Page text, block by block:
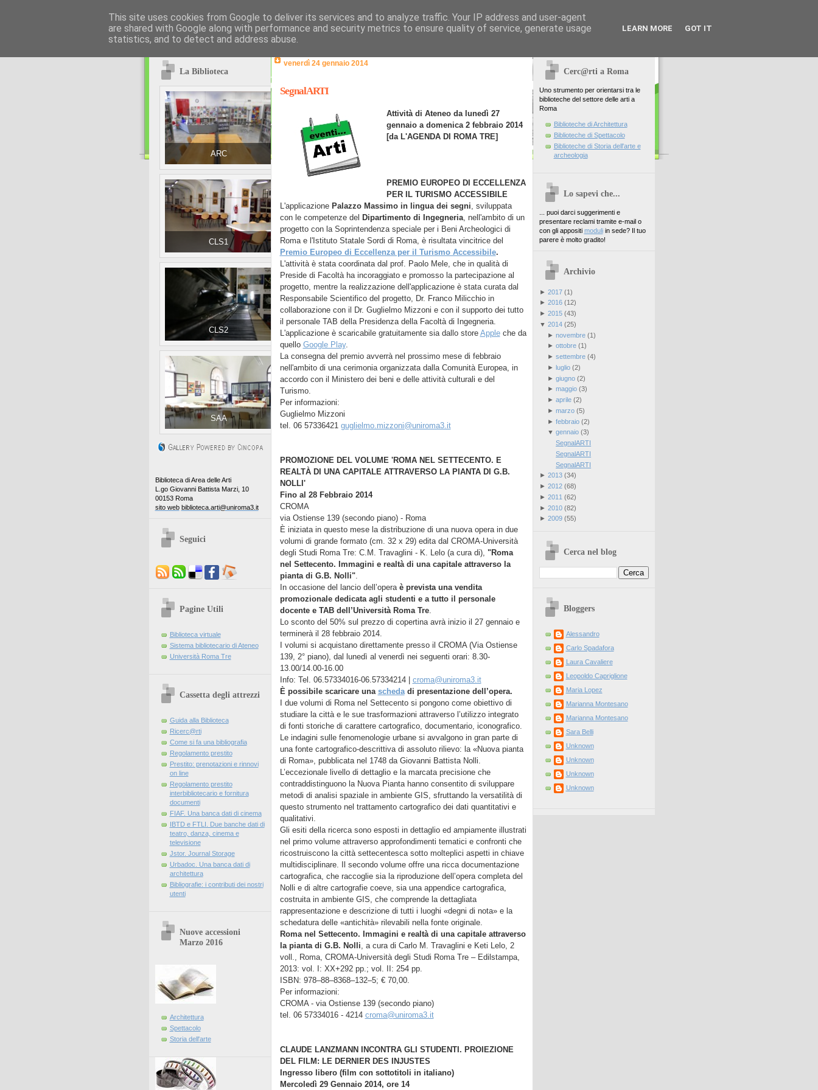
La Biblioteca
ARC
CLS1
CLS2
SAA
Biblioteca di Area delle Arti
L.go Giovanni Battista Marzi, 10
00153 Roma
sito web biblioteca.arti@uniroma3.it
Seguici
Pagine Utili
Biblioteca virtuale
Sistema bibliotecario di Ateneo
Università Roma Tre
Cassetta degli attrezzi
Guida alla Biblioteca
Ricerc@rti
Come si fa una bibliografia
Regolamento prestito
Prestito: prenotazioni e rinnovi
on line
Regolamento prestito
interbibliotecario e fornitura
documenti
FIAF. Una banca dati di cinema
IBTD e FTLI. Due banche dati di
teatro, danza, cinema e
televisione
Jstor. Journal Storage
Urbadoc. Una banca dati di
architettura
Bibliografie: i contributi dei nostri
utenti
Nuove accessioni
Marzo 2016
Architettura
Spettacolo
Storia dell'arte
venerdì 24 gennaio 2014
SegnalARTI
Attività di Ateneo da lunedì 27
gennaio a domenica 2 febbraio 2014
[da L'AGENDA DI ROMA TRE]
PREMIO EUROPEO DI ECCELLENZA
PER IL TURISMO ACCESSIBILE
L'applicazione Palazzo Massimo in lingua dei segni , sviluppata
con le competenze del Dipartimento di Ingegneria, nell'ambito di un
progetto con la Soprintendenza speciale per i Beni Archeologici di
Roma e l'Istituto Statale Sordi di Roma, è risultata vincitrice del
Premio Europeo di Eccellenza per il Turismo Accessibile.
L'attività è stata coordinata dal prof. Paolo Mele, che in qualità di
Preside di Facoltà ha incoraggiato e promosso la partecipazione al
progetto, mentre la realizzazione dell'applicazione è stata curata dal
Responsabile Scientifico del progetto, Dr. Franco Milicchio in
collaborazione con il Dr. Guglielmo Mizzoni e con il supporto dei tutto
il personale TAB della Presidenza della Facoltà di Ingegneria.
L'applicazione è scaricabile gratuitamente sia dallo store Appleche da
quello Google Play.
La consegna del premio avverrà nel prossimo mese di febbraio
nell'ambito di una cerimonia organizzata dalla Comunità Europea, in
accordo con il Ministero dei beni e delle attività culturali e del
Turismo.
Per informazioni:
Guglielmo Mizzoni
tel. 06 57336421 guglielmo.mizzoni@uniroma3.it
PROMOZIONE DEL VOLUME 'ROMA NEL SETTECENTO. E
REALTÀ DI UNA CAPITALE ATTRAVERSO LA PIANTA DI G.B.
NOLLI'
Fino al 28 Febbraio 2014
CROMA
via Ostiense 139 (secondo piano) - Roma
È iniziata in questo mese la distribuzione di una nuova opera in due
volumi di grande formato (cm. 32 x 29) edita dal CROMA-Università
degli Studi Roma Tre: C.M. Travaglini - K. Lelo (a cura di), "Roma
nel Settecento. Immagini e realtà di una capitale attraverso la
pianta di G.B. Nolli".
In occasione del lancio dell’operaè prevista una vendita
promozionale dedicata agli studenti e a tutto il personale
docente e TAB dell’Università Roma Tre.
Lo sconto del 50% sul prezzo di copertina avrà inizio il 27 gennaio e
terminerà il 28 febbraio 2014.
I volumi si acquistano direttamente presso il CROMA (Via Ostiense
139, 2° piano), dal lunedì al venerdì nei seguenti orari: 8.30-
13.00/14.00-16.00
Info: Tel. 06.57334016-06.57334214 | croma@uniroma3.it
È possibile scaricare una schedadi presentazione dell’opera.
I due volumi di Roma nel Settecento si pongono come obiettivo di
studiare la città e le sue trasformazioni attraverso l’utilizzo integrato
di fonti storiche di carattere cartografico, documentario, iconografico.
Le indagini sulle fenomenologie urbane si avvalgono in gran parte di
una fonte cartografico-descrittiva di assoluto rilievo: la «Nuova pianta
di Roma», pubblicata nel 1748 da Giovanni Battista Nolli.
L’eccezionale livello di dettaglio e la marcata precisione che
contraddistinguono la Nuova Pianta hanno consentito di sviluppare
metodi di analisi spaziale in ambiente GIS, sfruttando la versatilità di
questo strumento nel trattamento cartografico dei dati quantitativi e
qualitativi.
Gli esiti della ricerca sono esposti in dettaglio ed ampiamente illustrati
nel primo volume attraverso approfondimenti tematici e confronti che
ricostruiscono la città settecentesca sotto molteplici aspetti in chiave
multidisciplinare. Il secondo volume offre una ricca documentazione
cartografica, che raccoglie sia la riproduzione dell’opera completa del
Nolli e di altre cartografie coeve, sia una appendice cartografica,
costruita in ambiente GIS, che comprende la dettagliata
rappresentazione e descrizione di tutti i luoghi «degni di nota» e la
schedatura delle «antichità» rilevabili nella fonte originale.
Roma nel Settecento. Immagini e realtà di una capitale attraverso
la pianta di G.B. Nolli , a cura di Carlo M. Travaglini e Keti Lelo, 2
voll., Roma, CROMA-Università degli Studi Roma Tre – Edilstampa,
2013: vol. I: XX+292 pp.; vol. II: 254 pp.
ISBN: 978–88–8368–132–5; € 70,00.
Per informazioni:
CROMA - via Ostiense 139 (secondo piano)
tel. 06 57334016 - 4214 croma@uniroma3.it
CLAUDE LANZMANN INCONTRA GLI STUDENTI. PROIEZIONE
DEL FILM: LE DERNIER DES INJUSTES
Ingresso libero (film con sottotitoli in italiano)
Mercoledì 29 Gennaio 2014, ore 14
Cerc@rti a Roma
Uno strumento per orientarsi tra le
biblioteche del settore delle arti a
Roma
Biblioteche di Architettura
Biblioteche di Spettacolo
Biblioteche di Storia dell'arte e
archeologia
Lo sapevi che...
... puoi darci suggerimenti e
presentare reclami tramite e-mail o
con gli appositi moduliin sede? Il tuo
parere è molto gradito!
Archivio
► 2017(1)
► 2016(12)
► 2015(43)
▼ 2014(25)
► novembre(1)
► ottobre(1)
► settembre(4)
► luglio(2)
► giugno(2)
► maggio(3)
► aprile(2)
► marzo(5)
► febbraio(2)
▼ gennaio(3)
SegnalARTI
SegnalARTI
SegnalARTI
► 2013(34)
► 2012(68)
► 2011 (62)
► 2010(82)
► 2009(55)
Cerca nel blog
Bloggers
Alessandro
Carlo Spadafora
Laura Cavaliere
Leopoldo Capriglione
Maria Lopez
Marianna Montesano
Marianna Montesano
Sara Belli
Unknown
Unknown
Unknown
Unknown
This site uses cookies from Google to deliver its services and to analyze traffic. Your IP address and user-agent
are shared with Google along with performance and security metrics to ensure quality of service, generate usage
statistics, and to detect and address abuse.
LEARN MORE GOT IT